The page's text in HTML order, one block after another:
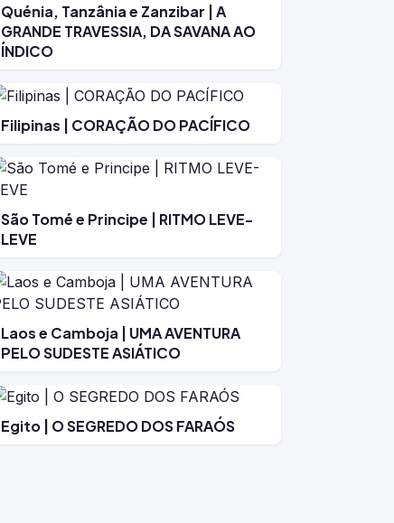
Quénia, Tanzânia e Zanzibar | A
GRANDE TRAVESSIA, DA SAVANA AO
ÍNDICO
Filipinas | CORAÇÃO DO PACÍFICO
São Tomé e Principe | RITMO LEVE-
LEVE
Laos e Camboja | UMA AVENTURA
PELO SUDESTE ASIÁTICO
Egito | O SEGREDO DOS FARAÓS